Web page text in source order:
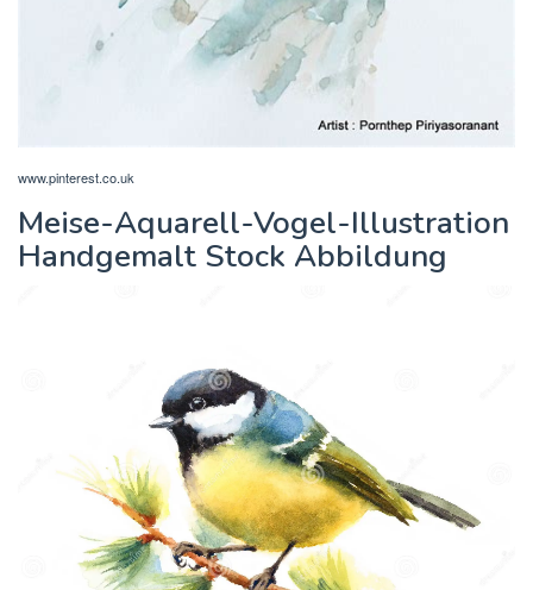
www.pinterest.co.uk
Meise-Aquarell-Vogel-Illustration
Handgemalt Stock Abbildung